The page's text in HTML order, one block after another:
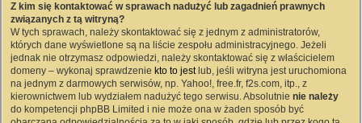
Z kim się kontaktować w sprawach nadużyć lub zagadnień prawnych
związanych z tą witryną?
W tych sprawach, należy skontaktować się z jednym z administratorów,
których dane wyświetlone są na liście zespołu administracyjnego. Jeżeli
jednak nie otrzymasz odpowiedzi, należy skontaktować się z właścicielem
domeny – wykonaj sprawdzenie kto to jestlub, jeśli witryna jest uruchomiona
na jednym z darmowych serwisów, np. Yahoo!, free.fr, f2s.com, itp., z
kierownictwem lub wydziałem nadużyć tego serwisu. Absolutnie nie należy
do kompetencji phpBB Limited i nie może ona w żaden sposób być